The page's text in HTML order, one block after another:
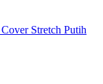
Stretch Putih